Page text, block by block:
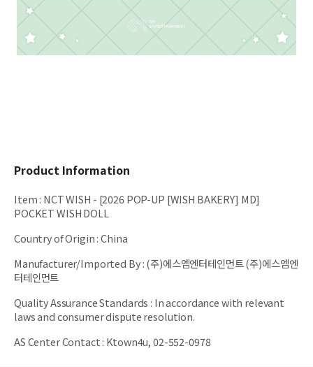
Product Information
Item: NCT WISH - [2026 POP-UP [WISH BAKERY] MD]
POCKET WISH DOLL
Country of Origin:China
Manufacturer/Imported By:(주)에스엠엔터테인먼트 (주)에스엠엔
터테인먼트
Quality Assurance Standards : In accordance with relevant
laws and consumer dispute resolution.
AS Center Contact: Ktown4u, 02-552-0978